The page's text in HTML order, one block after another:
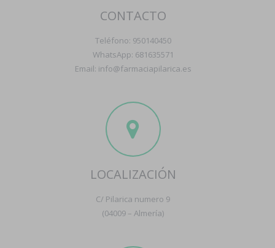
CONTACTO
Teléfono: 950140450
WhatsApp: 681635571
Email: info@farmaciapilarica.es
LOCALIZACIÓN
C/ Pilarica numero 9
(04009 – Almería)